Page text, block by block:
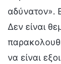
αδύνατον».
Δεν είναι
να είναι